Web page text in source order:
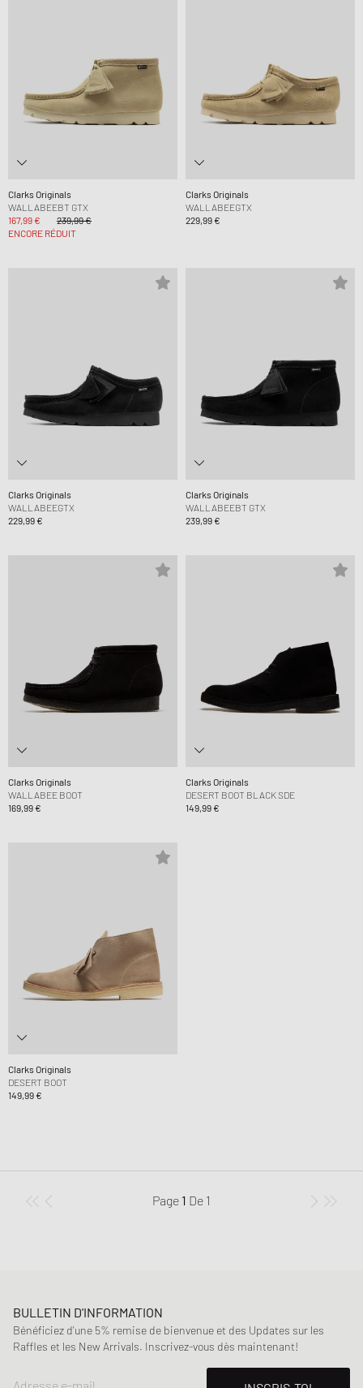
Clarks Originals
WALLABEEBT GTX
167,99 €
239,99 €
ENCORE RÉDUIT
Clarks Originals
WALLABEEGTX
229,99 €
Clarks Originals
WALLABEEGTX
229,99 €
Clarks Originals
WALLABEEBT GTX
239,99 €
Clarks Originals
WALLABEE BOOT
169,99 €
Clarks Originals
DESERT BOOT BLACK SDE
149,99 €
Clarks Originals
DESERT BOOT
149,99 €
Page 1 De 1
BULLETIN D'INFORMATION
Bénéficiez d'une 5% remise de bienvenue et des Updates sur les
Raffles et les New Arrivals. Inscrivez-vous dès maintenant!